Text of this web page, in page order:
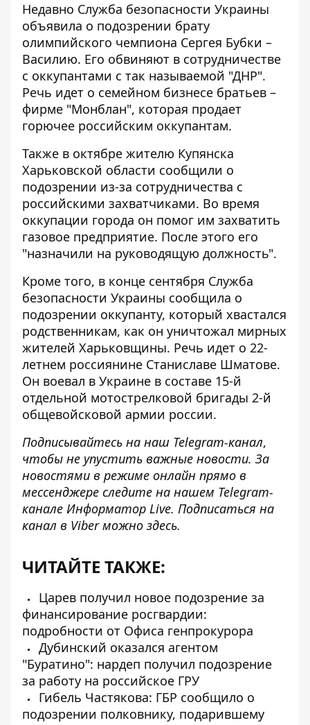
Недавно Служба безопасности Украины
объявила о подозрении брату
олимпийского чемпиона Сергея Бубки –
Василию. Его обвиняют в сотрудничестве
с оккупантами с так называемой "ДНР".
Речь идет о семейном бизнесе братьев –
фирме "Монблан", которая продает
горючее российским оккупантам.
Также в октябре жителю Купянска
Харьковской области сообщили о
подозрении из-за сотрудничества с
российскими захватчиками. Во время
оккупации города он помог им захватить
газовое предприятие. После этого его
"назначили на руководящую должность".
Кроме того, в конце сентября Служба
безопасности Украины сообщила о
подозрении оккупанту, который хвастался
родственникам, как он уничтожал мирных
жителей Харьковщины. Речь идет о 22-
летнем россиянине Станиславе Шматове.
Он воевал в Украине в составе 15-й
отдельной мотострелковой бригады 2-й
общевойсковой армии россии.
Подписывайтесь на наш Telegram-канал,
чтобы не упустить важные новости. За
новостями в режиме онлайн прямо в
мессенджере следите на нашем Telegram-
канале Информатор Live. Подписаться на
канал в Viber можно здесь.
ЧИТАЙТЕ ТАКЖЕ:
Царев получил новое подозрение за
финансирование росгвардии:
подробности от Офиса генпрокурора
Дубинский оказался агентом
"Буратино": нардеп получил подозрение
за работу на российское ГРУ
Гибель Частякова: ГБР сообщило о
подозрении полковнику, подарившему